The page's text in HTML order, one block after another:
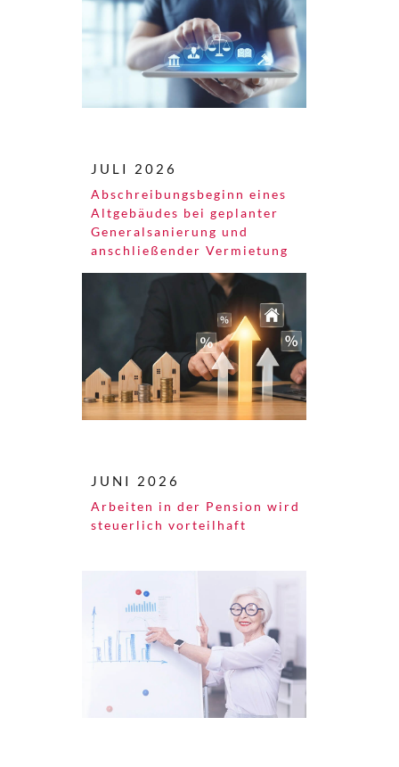
JULI 2026
Abschreibungsbeginn eines
Altgebäudes bei geplanter
Generalsanierung und
anschließender Vermietung
JUNI 2026
Arbeiten in der Pension wird
steuerlich vorteilhaft